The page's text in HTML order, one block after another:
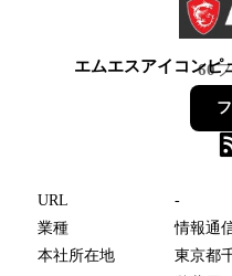
エムエスアイコンピ
60
URL
-
業種
情報通
本社所在地
東京都